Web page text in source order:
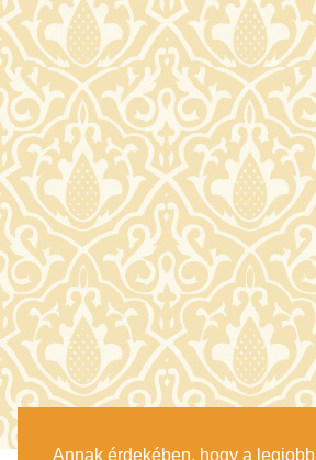
Annak érdekében, hogy a legjobb